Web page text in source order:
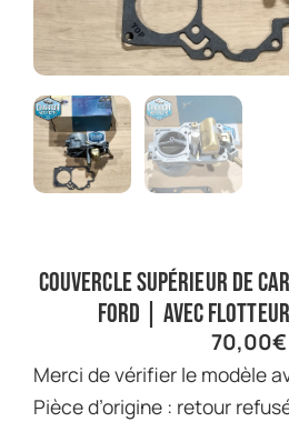
Couvercle supérieur de
Ford | Avec
70,00€
Merci de vérifier le modèle
Pièce d’origine : retour